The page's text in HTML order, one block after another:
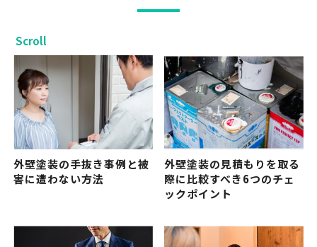
Scroll
外壁塗装の手抜き事例と被
害に遭わない方法
外壁塗装の見積もりを取る
際に比較すべき6つのチェ
ックポイント